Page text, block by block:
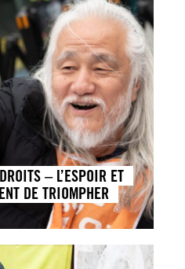
– L’ESPOIR ET
DE TRIOMPHER